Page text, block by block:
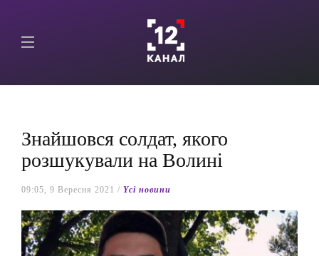
Знайшовся солдат, якого
розшукували на Волині
09:05, 9 Вересня 2021 / Yсі новини